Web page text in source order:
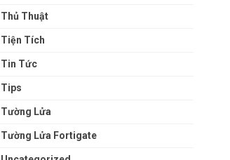
Thủ Thuật
Tiện Tích
Tin Tức
Tips
Tường Lửa
Tường Lửa Fortigate